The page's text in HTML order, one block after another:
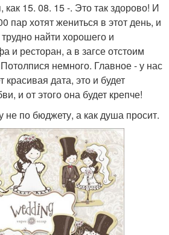
15. 08. 15 -. Это так здорово! И
пар хотят жениться в этот день, и
найти хорошего и
и ресторан, а в загсе отстоим
немного. Главное - у нас
красивая дата, это и будет
и от этого она будет крепче!
не по бюджету, а как душа просит.